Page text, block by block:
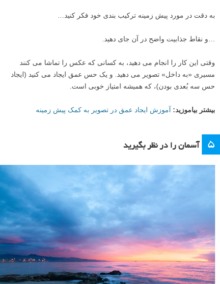
به دقت در مورد پیش زمینه ترکیب بندی خود فکر کنید…
…و نقاط جذابیت واضح در آن جای دهید.
وقتی این کار را انجام می دهید، به کسانی که عکس را تماشا می کنند
مسیری «به داخل» تصویر می دهید. و یک حس عمق ایجاد می کنید (ایجاد
حس سه بُعدی بودن)، که همیشه امتیاز خوبی است.
بیشتر بیاموزید: آموزش ایجاد عمق در تصویر به کمک پیش زمینه
۵ آسمان را در نظر بگیرید